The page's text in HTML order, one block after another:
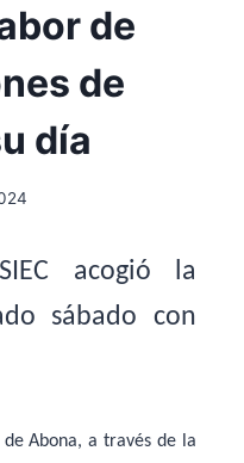
de
de
día
acogió la
sábado con
Abona, a través de la